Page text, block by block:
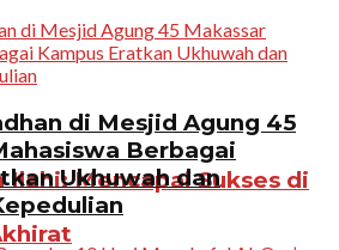
Ilahi: Mencapai Sukses di
di Mesjid Agung 45
Berbagai
Ukhuwah dan